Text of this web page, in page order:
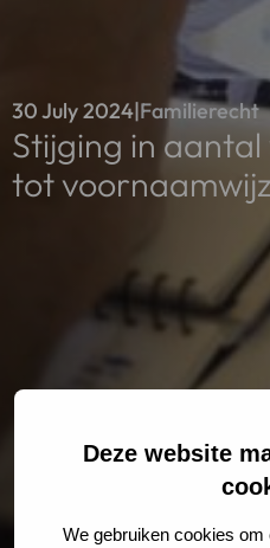
Deze website
We gebruiken cookies
30 July 2024|Familierecht
Stijging in
tot